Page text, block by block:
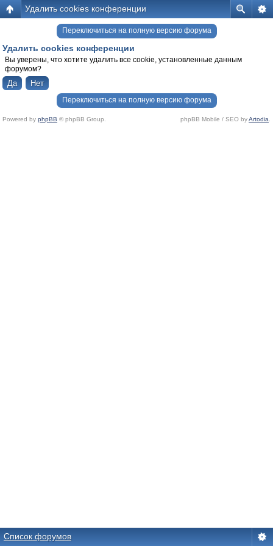
Удалить cookies конференции
Переключиться на полную версию форума
Удалить cookies конференции
Вы уверены, что хотите удалить все cookie, установленные данным
форумом?
Переключиться на полную версию форума
Powered by phpBB © phpBB Group. phpBB Mobile / SEO byArtodia
Список форумов